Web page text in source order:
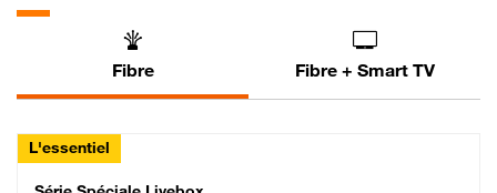
Fibre Fibre + Smart TV
L'essentiel